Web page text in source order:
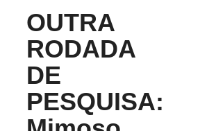
OUTRA
RODADA
DE
PESQUISA: